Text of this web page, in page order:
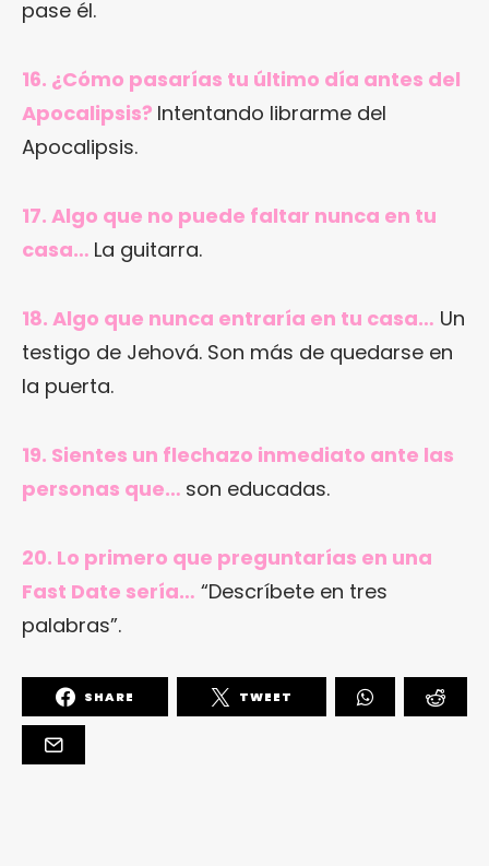
pase él.
16. ¿Cómo pasarías tu último día antes del
Apocalipsis? Intentando librarme del
Apocalipsis.
17. Algo que no puede faltar nunca en tu
casa… La guitarra.
18. Algo que nunca entraría en tu casa… Un
testigo de Jehová. Son más de quedarse en
la puerta.
19. Sientes un flechazo inmediato ante las
personas que… son educadas.
20. Lo primero que preguntarías en una
Fast Date sería… “Descríbete en tres
palabras”.
SHARE TWEET